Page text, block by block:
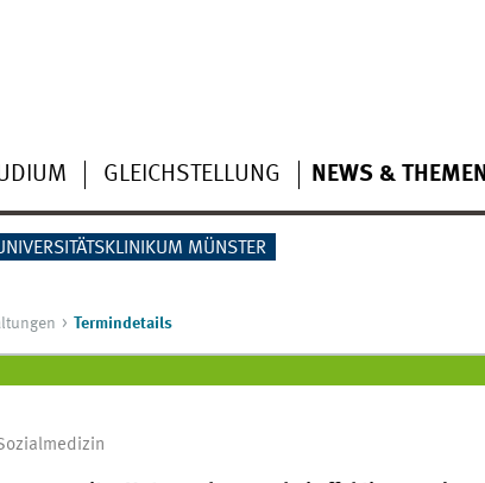
GLEICHSTELLUNG NEWS & THEMEN
MÜNSTER
Termindetails